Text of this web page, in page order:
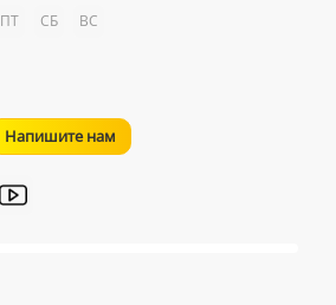
ПТ СБ ВС
Напишите нам